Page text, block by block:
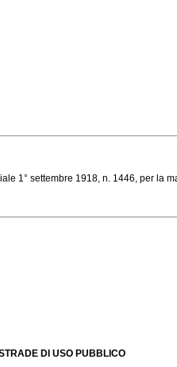
1° settembre 1918, n. 1446, per la
DI USO PUBBLICO